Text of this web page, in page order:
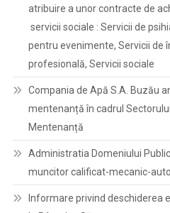
atribuire a unor contracte de
servicii sociale : Servicii de
pentru evenimente, Servicii de
profesională, Servicii sociale
Compania de Apă S.A. Buzău
mentenanță în cadrul
Mentenanță
Administratia Domeniului
muncitor calificat-mecanic-auto
Informare privind deschiderea